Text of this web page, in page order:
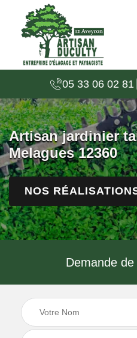
05 33 06 02 81
Artisan jardinier
Melagues 12360
NOS
Demande